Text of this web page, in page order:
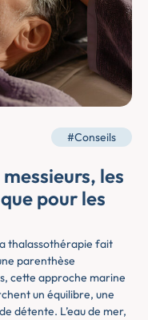
#Conseils
les
pour les
thalassothérapie fait
parenthèse
cette approche marine
un équilibre, une
détente. L’eau de mer,